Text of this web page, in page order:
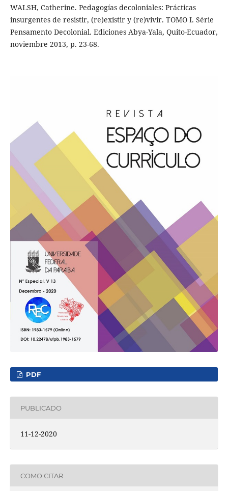
WALSH, Catherine. Pedagogías decoloniales: Prácticas
insurgentes de resistir, (re)existir y (re)vivir. TOMO I. Série
Pensamento Decolonial. Ediciones Abya-Yala, Quito-Ecuador,
noviembre 2013, p. 23-68.
PDF
PUBLICADO
11-12-2020
COMO CITAR